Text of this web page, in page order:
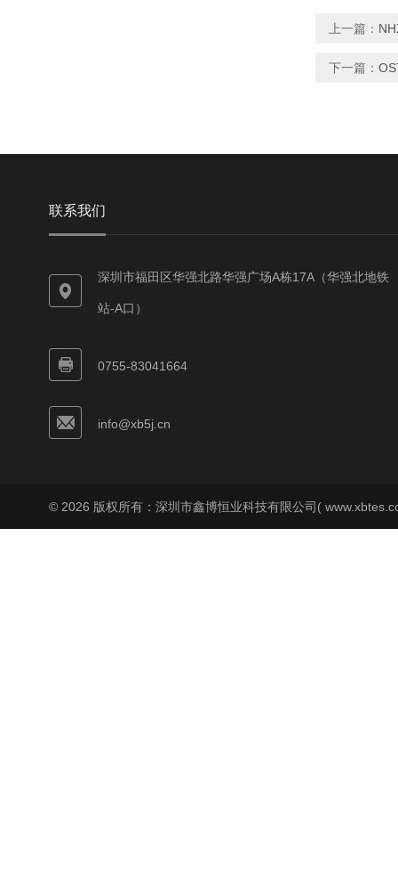
上一篇：
下一篇：
联系我们
深圳市福田区华强北路华强广场A栋17A（华强北地铁
站-A口）
0755-83041664
info@xb5j.cn
© 2026 版权所有：深圳市鑫博恒业科技有限公司(